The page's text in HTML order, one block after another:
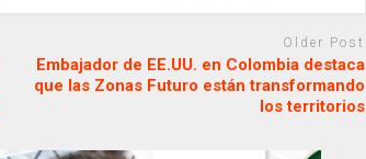
Older Post
Embajador de EE.UU. en Colombia destaca
que las Zonas Futuro están transformando
los territorios